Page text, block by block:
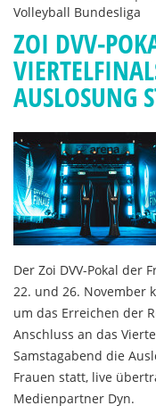
Volleyball Bundesliga
ZOI DVV-
AUSLOSUNG
Der Zoi DVV-Pokal der
22. und 26. November
um das Erreichen der
Anschluss an das
Samstagabend die
Frauen statt, live
Medienpartner Dyn.